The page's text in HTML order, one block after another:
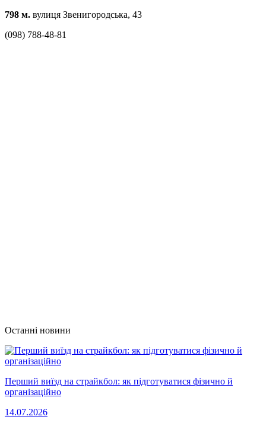
798 м. вулиця Звенигородська, 43
(098) 788-48-81
Останні новини
Перший виїзд на страйкбол: як підготуватися фізично й
організаційно
14.07.2026